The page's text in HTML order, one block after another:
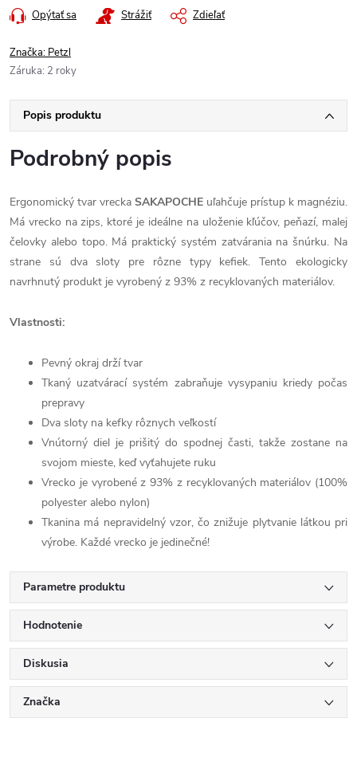
Opýtať sa Strážiť Zdieľať
Značka: Petzl
Záruka: 2 roky
Popis produktu
Podrobný popis
Ergonomický tvar vrecka SAKAPOCHE uľahčuje prístup k magnéziu.
Má vrecko na zips, ktoré je ideálne na uloženie kľúčov, peňazí, malej
čelovky alebo topo. Má praktický systém zatvárania na šnúrku. Na
strane sú dva sloty pre rôzne typy kefiek. Tento ekologicky
navrhnutý produkt je vyrobený z 93% z recyklovaných materiálov.
Vlastnosti:
Pevný okraj drží tvar
Tkaný uzatvárací systém zabraňuje vysypaniu kriedy počas
prepravy
Dva sloty na kefky rôznych veľkostí
Vnútorný diel je prišitý do spodnej časti, takže zostane na
svojom mieste, keď vyťahujete ruku
Vrecko je vyrobené z 93% z recyklovaných materiálov (100%
polyester alebo nylon)
Tkanina má nepravidelný vzor, ​​čo znižuje plytvanie látkou pri
výrobe. Každé vrecko je jedinečné!
Parametre produktu
Hodnotenie
Diskusia
Značka